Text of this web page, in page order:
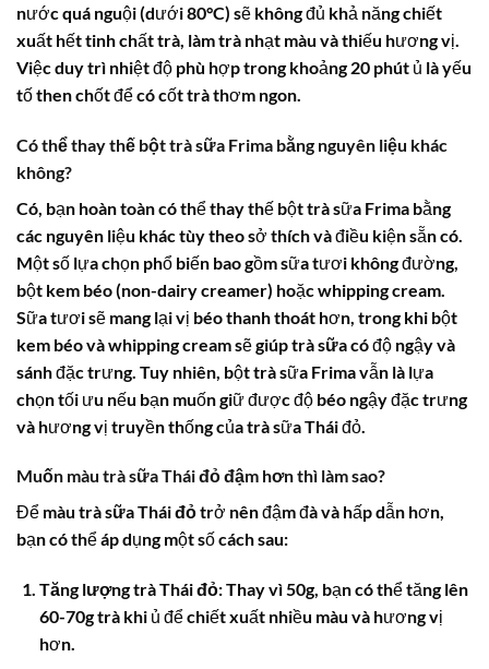
nước quá nguội (dưới 80°C) sẽ không đủ khả năng chiết
xuất hết tinh chất trà, làm trà nhạt màu và thiếu hương vị.
Việc duy trì nhiệt độ phù hợp trong khoảng 20 phút ủ là yếu
tố then chốt để có cốt trà thơm ngon.
Có thể thay thế bột trà sữa Frima bằng nguyên liệu khác
không?
Có, bạn hoàn toàn có thể thay thế bột trà sữa Frima bằng
các nguyên liệu khác tùy theo sở thích và điều kiện sẵn có.
Một số lựa chọn phổ biến bao gồm sữa tươi không đường,
bột kem béo (non-dairy creamer) hoặc whipping cream.
Sữa tươi sẽ mang lại vị béo thanh thoát hơn, trong khi bột
kem béo và whipping cream sẽ giúptrà sữacó độ ngậy và
sánh đặc trưng. Tuy nhiên, bột trà sữa Frima vẫn là lựa
chọn tối ưu nếu bạn muốn giữ được độ béo ngậy đặc trưng
và hương vị truyền thống của trà sữa Thái đỏ.
Muốn màu trà sữa Thái đỏ đậm hơn thì làm sao?
Để màu trà sữa Thái đỏtrở nên đậm đà và hấp dẫn hơn,
bạn có thể áp dụng một số cách sau:
Tăng lượng trà Thái đỏ:Thay vì 50g, bạn có thể tăng lên
60-70g trà khi ủ để chiết xuất nhiều màu và hương vị
hơn.